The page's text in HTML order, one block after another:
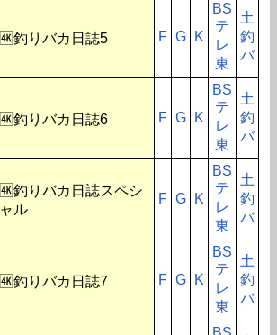
🆞釣りバカ日誌5 F G K
BS
テ
レ
東
土
釣
バ
🆞釣りバカ日誌6 F G K
BS
テ
レ
東
土
釣
バ
🆞釣りバカ日誌スペシ
ャル
F G K
BS
テ
レ
東
土
釣
バ
🆞釣りバカ日誌7 F G K
BS
テ
レ
東
土
釣
バ